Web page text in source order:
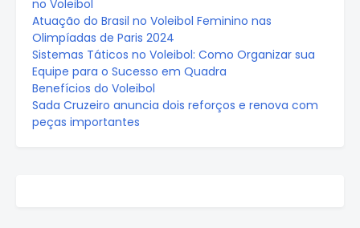
no Voleibol
Atuação do Brasil no Voleibol Feminino nas
Olimpíadas de Paris 2024
Sistemas Táticos no Voleibol: Como Organizar sua
Equipe para o Sucesso em Quadra
Benefícios do Voleibol
Sada Cruzeiro anuncia dois reforços e renova com
peças importantes